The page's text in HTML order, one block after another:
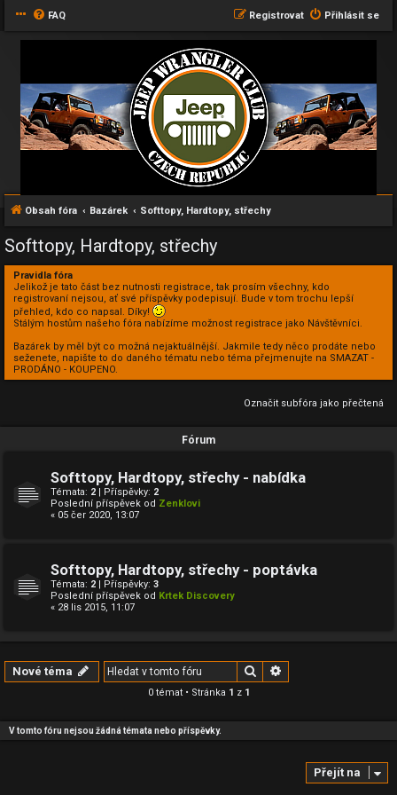
FAQ Přihlásit se
Registrovat
Obsah fóra Bazárek Softtopy, Hardtopy, střechy
Softtopy, Hardtopy, střechy
Pravidla fóra
Jelikož je tato část bez nutnosti registrace, tak prosím všechny, kdo
registrovaní nejsou, ať své příspěvky podepisují. Bude v tom trochu lepší
přehled, kdo co napsal. Díky!
Stálým hostům našeho fóra nabízíme možnost registrace jako Návštěvníci.
Bazárek by měl být co možná nejaktuálnější. Jakmile tedy něco prodáte nebo
seženete, napište to do daného tématu nebo téma přejmenujte na SMAZAT -
PRODÁNO - KOUPENO.
Označit subfóra jako přečtená
Fórum
Softtopy, Hardtopy, střechy - nabídka
Témata: 2 | Příspěvky: 2
Poslední příspěvek od Zenklovi
« 05 čer 2020, 13:07
Softtopy, Hardtopy, střechy - poptávka
Témata: 2 | Příspěvky: 3
Poslední příspěvek od Krtek Discovery
« 28 lis 2015, 11:07
Nové téma Hledat
0 témat • Stránka 1 z 1
V tomto fóru nejsou žádná témata nebo příspěvky.
Přejít na